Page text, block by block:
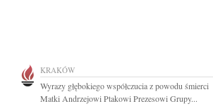
KRAKÓW
Wyrazy głębokiego współczucia z powodu śmierci
Matki Andrzejowi Ptakowi Prezesowi Grupy...